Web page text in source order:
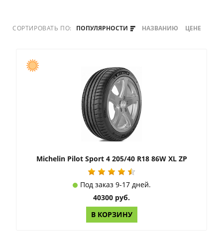
СОРТИРОВАТЬ ПО: ПОПУЛЯРНОСТИ НАЗВАНИЮ ЦЕНЕ
Michelin Pilot Sport 4 205/40 R18 86W XL ZP
Под заказ 9-17 дней.
40300 руб.
В КОРЗИНУ